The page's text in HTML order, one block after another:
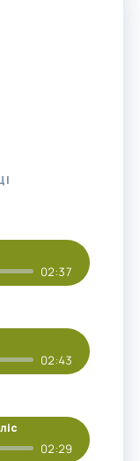
02:37
02:43
02:29